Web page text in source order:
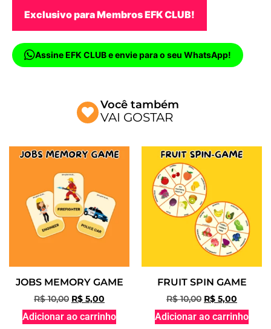
Exclusivo para Membros EFK CLUB!
Assine EFK CLUB e envie para o seu WhatsApp!
Você também
VAI GOSTAR
JOBS MEMORY GAME
R$10,00 R$ 5,00
Adicionar ao carrinho
FRUIT SPIN GAME
R$10,00 R$ 5,00
Adicionar ao carrinho